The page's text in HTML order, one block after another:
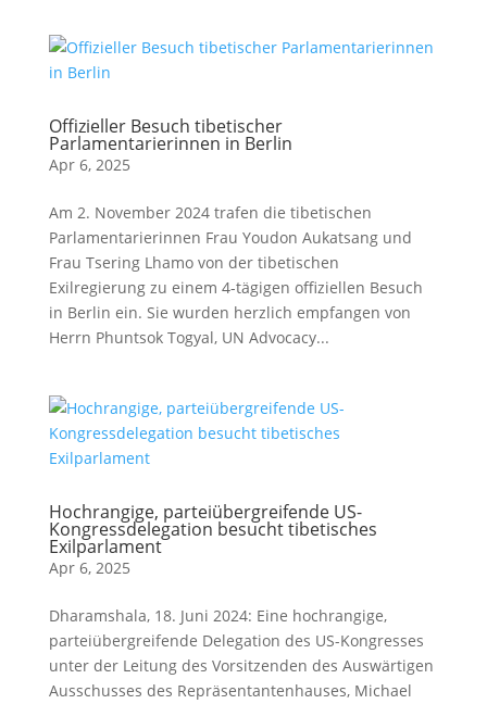
Offizieller Besuch tibetischer
Parlamentarierinnen in Berlin
Apr 6, 2025
Am 2. November 2024 trafen die tibetischen
Parlamentarierinnen Frau Youdon Aukatsang und
Frau Tsering Lhamo von der tibetischen
Exilregierung zu einem 4-tägigen offiziellen Besuch
in Berlin ein. Sie wurden herzlich empfangen von
Herrn Phuntsok Togyal, UN Advocacy...
Hochrangige, parteiübergreifende US-
Kongressdelegation besucht tibetisches
Exilparlament
Apr 6, 2025
Dharamshala, 18. Juni 2024: Eine hochrangige,
parteiübergreifende Delegation des US-Kongresses
unter der Leitung des Vorsitzenden des Auswärtigen
Ausschusses des Repräsentantenhauses, Michael